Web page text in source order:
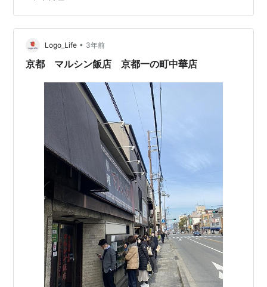
利用することに。市営地下鉄東西線『東山駅』で下車。
市バスなら最寄駅は『東山三条』。 東山三条交差点（信
号機のある車線は『三条通』）※南東角から撮影 そう言
えば、この辺りは有名な中華料理店…
Logo_Life • 3年前
京都 マルシン飯店 京都一の町中華店